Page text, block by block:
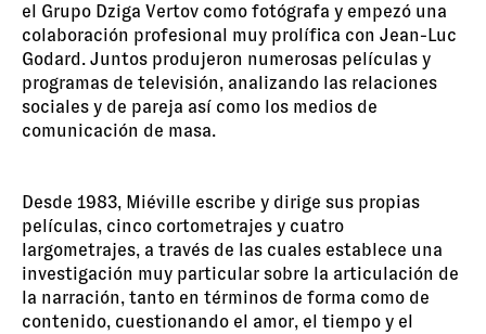
el Grupo Dziga Vertov como fotógrafa y empezó una
colaboración profesional muy prolífica con Jean-Luc
Godard. Juntos produjeron numerosas películas y
programas de televisión, analizando las relaciones
sociales y de pareja así como los medios de
comunicación de masa.
Desde 1983, Miéville escribe y dirige sus propias
películas, cinco cortometrajes y cuatro
largometrajes, a través de las cuales establece una
investigación muy particular sobre la articulación de
la narración, tanto en términos de forma como de
contenido, cuestionando el amor, el tiempo y el